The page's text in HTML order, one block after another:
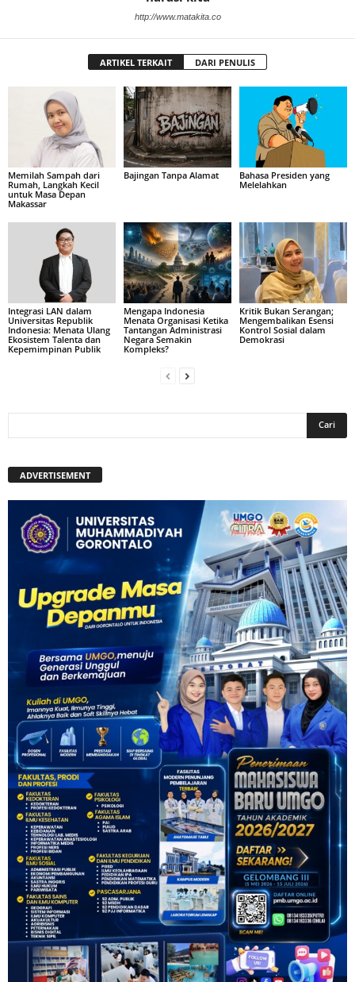
http://www.matakita.co
ARTIKEL TERKAIT DARI PENULIS
Memilah Sampah dari
Rumah, Langkah Kecil
untuk Masa Depan
Makassar
Bajingan Tanpa Alamat
Bahasa Presiden yang
Melelahkan
Integrasi LAN dalam
Universitas Republik
Indonesia: Menata Ulang
Ekosistem Talenta dan
Kepemimpinan Publik
Mengapa Indonesia
Menata Organisasi Ketika
Tantangan Administrasi
Negara Semakin
Kompleks?
Kritik Bukan Serangan;
Mengembalikan Esensi
Kontrol Sosial dalam
Demokrasi
ADVERTISEMENT